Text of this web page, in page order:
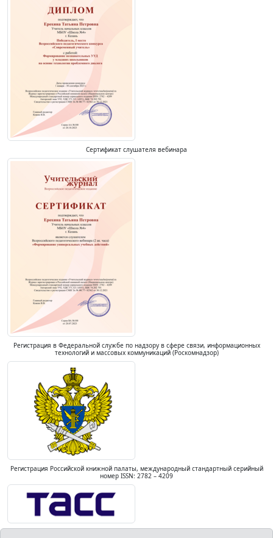
Сертификат слушателя вебинара
Регистрация в Федеральной службе по надзору в сфере связи, информационных
технологий и массовых коммуникаций (Роскомнадзор)
Регистрация Российской книжной палаты, международный стандартный серийный
номер ISSN: 2782 – 4209